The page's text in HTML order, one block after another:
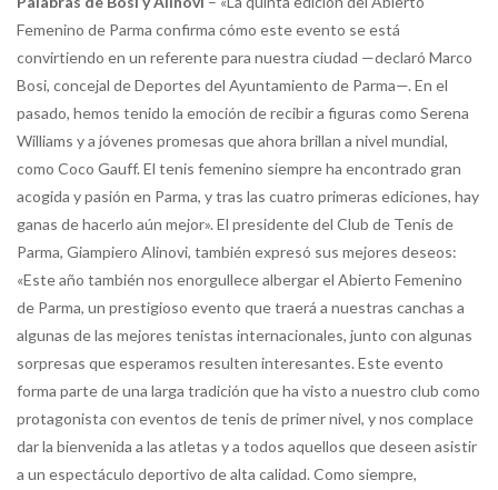
Femenino de Parma confirma cómo este evento se está
convirtiendo en un referente para nuestra ciudad —declaró Marco
Bosi, concejal de Deportes del Ayuntamiento de Parma—. En el
pasado, hemos tenido la emoción de recibir a figuras como Serena
Williams y a jóvenes promesas que ahora brillan a nivel mundial,
como Coco Gauff. El tenis femenino siempre ha encontrado gran
acogida y pasión en Parma, y ​​tras las cuatro primeras ediciones, hay
ganas de hacerlo aún mejor». El presidente del Club de Tenis de
Parma, Giampiero Alinovi, también expresó sus mejores deseos:
«Este año también nos enorgullece albergar el Abierto Femenino
de Parma, un prestigioso evento que traerá a nuestras canchas a
algunas de las mejores tenistas internacionales, junto con algunas
sorpresas que esperamos resulten interesantes. Este evento
forma parte de una larga tradición que ha visto a nuestro club como
protagonista con eventos de tenis de primer nivel, y nos complace
dar la bienvenida a las atletas y a todos aquellos que deseen asistir
a un espectáculo deportivo de alta calidad. Como siempre,